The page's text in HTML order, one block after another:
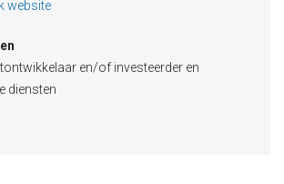
website
en/of investeerder en
diensten